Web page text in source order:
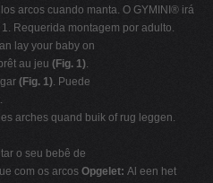
arcos cuando manta. O GYMINI® irá
Requerida montagem por adulto.
lay your baby on
au jeu (Fig. 1).
(Fig. 1). Puede
arches quand buik of rug leggen.
o seu bebê de
com os arcos Opgelet: Al een het